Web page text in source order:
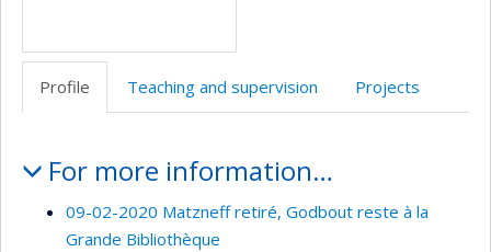
Profile Teaching and supervision Projects
For more information…
09-02-2020 Matzneff retiré, Godbout reste à la
Grande Bibliothèque